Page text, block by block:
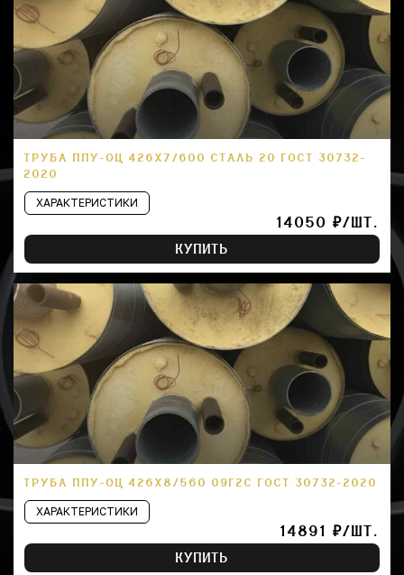
ТРУБА ППУ-ОЦ 426Х7/600 СТАЛЬ 20 ГОСТ 30732-
2020
ХАРАКТЕРИСТИКИ
14050 ₽/ШТ.
КУПИТЬ
ТРУБА ППУ-ОЦ 426Х8/560 09Г2С ГОСТ 30732-2020
ХАРАКТЕРИСТИКИ
14891 ₽/ШТ.
КУПИТЬ